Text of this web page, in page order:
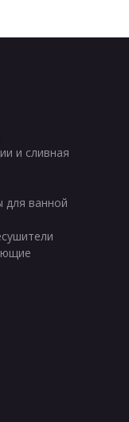
и сливная
для ванной